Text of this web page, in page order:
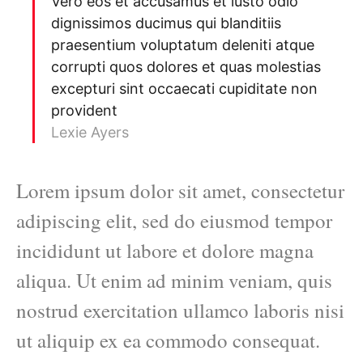
dignissimos ducimus qui blanditiis
praesentium voluptatum deleniti atque
corrupti quos dolores et quas molestias
excepturi sint occaecati cupiditate non
provident
Lexie Ayers
Lorem ipsum dolor sit amet, consectetur
adipiscing elit, sed do eiusmod tempor
incididunt ut labore et dolore magna
aliqua. Ut enim ad minim veniam, quis
nostrud exercitation ullamco laboris nisi
ut aliquip ex ea commodo consequat.